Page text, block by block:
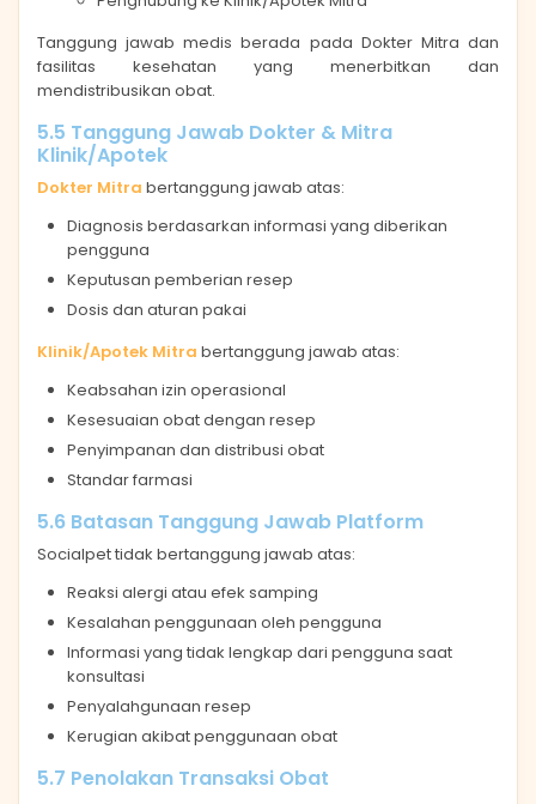
Tanggung jawab medis berada pada Dokter Mitra dan
fasilitas kesehatan yang menerbitkan dan
mendistribusikan obat.
5.5 Tanggung Jawab Dokter & Mitra
Klinik/Apotek
Dokter Mitra bertanggung jawab atas:
Diagnosis berdasarkan informasi yang diberikan
pengguna
Keputusan pemberian resep
Dosis dan aturan pakai
Klinik/Apotek Mitra bertanggung jawab atas:
Keabsahan izin operasional
Kesesuaian obat dengan resep
Penyimpanan dan distribusi obat
Standar farmasi
5.6 Batasan Tanggung Jawab Platform
Socialpet tidak bertanggung jawab atas:
Reaksi alergi atau efek samping
Kesalahan penggunaan oleh pengguna
Informasi yang tidak lengkap dari pengguna saat
konsultasi
Penyalahgunaan resep
Kerugian akibat penggunaan obat
5.7 Penolakan Transaksi Obat